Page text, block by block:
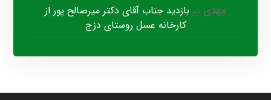
مهدی در بازدید جناب آقای دکتر میرصالح پور از
کارخانه عسل روستای دزج